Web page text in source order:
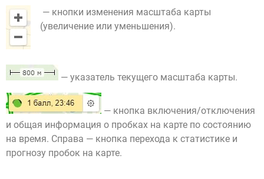
— кнопки изменения масштаба карты
(увеличение или уменьшения).
— указатель текущего масштаба карты.
— кнопка включения/отключения
и общая информация о пробках на карте по состоянию
на время. Справа — кнопка перехода к статистике и
прогнозу пробок на карте.